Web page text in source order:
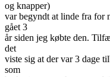
og knapper)
var begyndt at linde fra for
gået 3
år siden jeg købte den.
det
viste sig at der var 3 dage
som